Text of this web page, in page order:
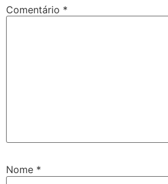
Comentário *
Nome *